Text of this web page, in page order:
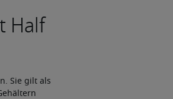
Sie gilt als